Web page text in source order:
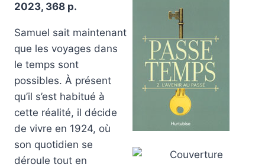
2023, 368 p.
Samuel sait maintenant
que les voyages dans
le temps sont
possibles. À présent
qu’il s’est habitué à
cette réalité, il décide
de vivre en 1924, où
son quotidien se
déroule tout en